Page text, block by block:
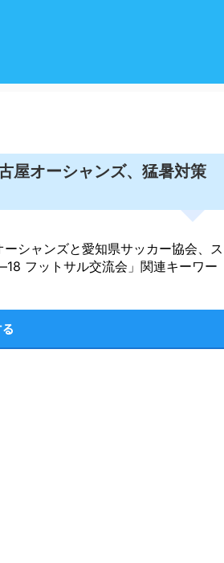
屋オーシャンズ、猛暑対策
ーシャンズと愛知県サッカー協会、ス
フットサル交流会」関連キーワー